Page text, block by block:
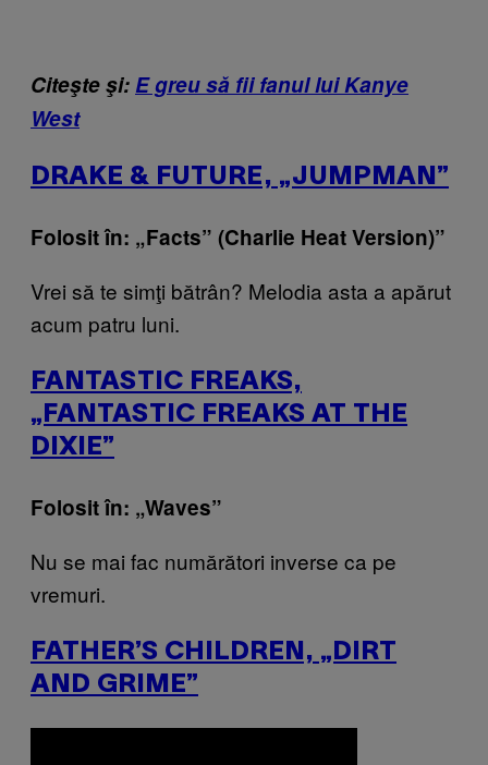
Citeşte şi: E greu să fii fanul lui Kanye
West
DRAKE & FUTURE, „JUMPMAN”
Folosit în: „Facts” (Charlie Heat Version)”
Vrei să te simţi bătrân? Melodia asta a apărut
acum patru luni.
FANTASTIC FREAKS,
„FANTASTIC FREAKS AT THE
DIXIE”
Folosit în: „Waves”
Nu se mai fac numărători inverse ca pe
vremuri.
FATHER’S CHILDREN, „DIRT
AND GRIME”